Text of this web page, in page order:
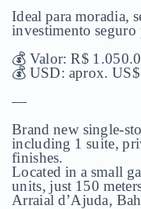
Ideal para moradia,
investimento
💰 Valor: R$
💰 USD: aprox.
—
Brand new single-
including 1 suite,
finishes.
Located in a small
units, just 150
Arraial d’Ajuda,